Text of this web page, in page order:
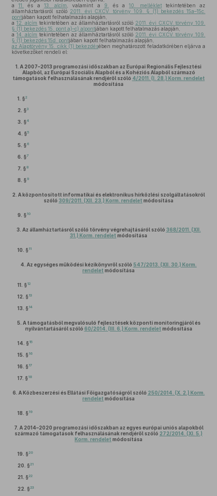
a11. és a 13. alcím , valamint a 9. és a10. melléklettekintetében az
államháztartásról szóló 2011. évi CXCV. törvény 109. § (1) bekezdés 15a–15c.
pontjában kapott felhatalmazás alapján,
a 12. alcím tekintetében az államháztartásról szóló 2011. évi CXCV. törvény 109.
§ (1) bekezdés 15. pont a)–c) alpontjában kapott felhatalmazás alapján,
a 14. alcím tekintetében az államháztartásról szóló 2011. évi CXCV. törvény 109.
§ (1) bekezdés 15d. pontjában kapott felhatalmazás alapján,
az Alaptörvény 15. cikk (1) bekezdésében meghatározott feladatkörében eljárva a
következőket rendeli el:
1. A 2007–2013 programozási időszakban az Európai Regionális Fejlesztési
Alapból, az Európai Szociális Alapból és a Kohéziós Alapból származó
támogatások felhasználásának rendjéről szóló 4/2011. (I. 28.) Korm. rendelet
módosítása
1. §2
2. §3
3. §4
4. §5
5. § 6
6. §7
7. § 8
8. § 9
2. A központosított informatikai és elektronikus hírközlési szolgáltatásokról
szóló 309/2011. (XII. 23.) Korm. rendelet módosítása
9. § 10
3. Az államháztartásról szóló törvény végrehajtásáról szóló 368/2011. (XII.
31.) Korm. rendelet módosítása
10. § 11
4. Az egységes működési kézikönyvről szóló 547/2013. (XII. 30.) Korm.
rendelet módosítása
11. § 12
12. § 13
13. § 14
5. A támogatásból megvalósuló fejlesztések központi monitoringjáról és
nyilvántartásáról szóló 60/2014. (III. 6.) Korm. rendelet módosítása
14. § 15
15. § 16
16. § 17
17. § 18
6. A Közbeszerzési és Ellátási Főigazgatóságról szóló 250/2014. (X. 2.) Korm.
rendelet módosítása
18. § 19
7. A 2014–2020 programozási időszakban az egyes európai uniós alapokból
származó támogatások felhasználásának rendjéről szóló 272/2014. (XI. 5.)
Korm. rendelet módosítása
19. §20
20. §21
21. §22
22. §23